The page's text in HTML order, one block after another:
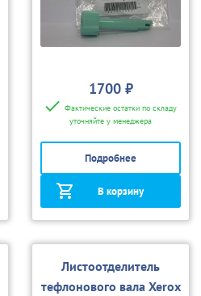
1700 ₽
Фактические остатки по складу
уточняйте у менеджера
Подробнее
В корзину
Листоотделитель
тефлонового вала Xerox